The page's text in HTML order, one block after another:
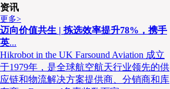
资讯
更多>
迈向价值共生 | 拣选效率提升78%，携手
英...
Hikrobot in the UK Farsound Aviation 成立
于1979年，是全球航空航天行业领先的供
应链和物流解决方案提供商、分销商和库